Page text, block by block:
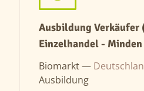
Ausbildung
Einzelhandel -
Biomarkt —
Ausbildung